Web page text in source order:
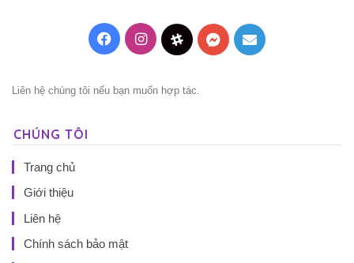
FacebookInstagramThreadsMessenger
Mail
Liên hệ chúng tôi nếu bạn muốn hợp tác.
CHÚNG TÔI
Trang chủ
Giới thiệu
Liên hệ
Chính sách bảo mật